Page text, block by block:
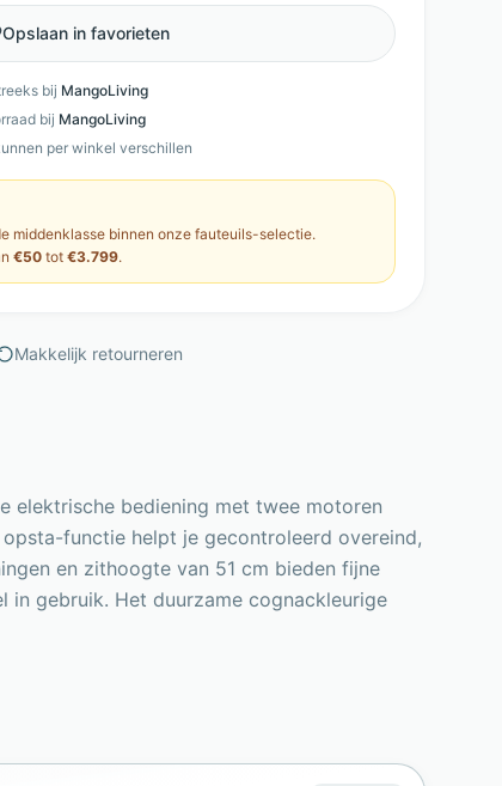
Opslaan in favorieten
bij MangoLiving
bij MangoLiving
per winkel verschillen
middenklasse binnen onze fauteuils-selectie.
€50 tot €3.799.
Makkelijk retourneren
elektrische bediening met twee motoren
functie helpt je gecontroleerd overeind,
en zithoogte van 51 cm bieden fijne
gebruik. Het duurzame cognackleurige